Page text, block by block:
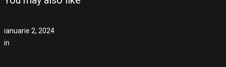
ianuarie 2, 2024
in